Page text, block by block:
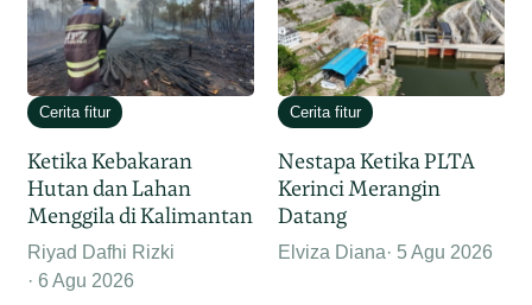
Cerita fitur
Ketika Kebakaran
Hutan dan Lahan
Menggila di Kalimantan
Riyad Dafhi Rizki
6 Agu 2026
Cerita fitur
Nestapa Ketika PLTA
Kerinci Merangin
Datang
Elviza Diana 5 Agu 2026